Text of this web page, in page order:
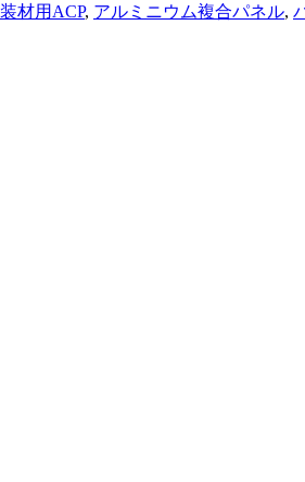
材用ACP, アルミニウム複合パネル,